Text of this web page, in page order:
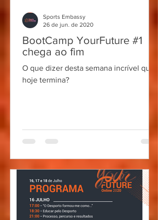
BootCamp YourFuture #1
chega ao fim
O que dizer desta semana incrível que
hoje termina?
Sports Embassy
26 de jun. de 2020